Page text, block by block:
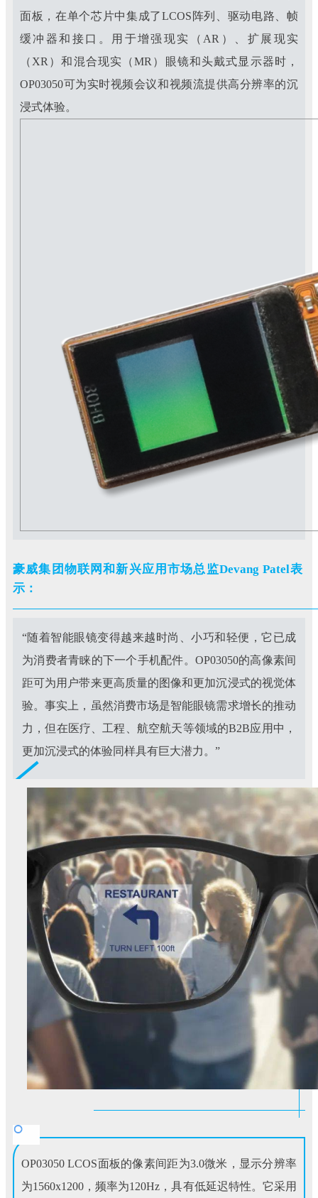
面板，在单个芯片中集成了LCOS 阵列、驱动电路、帧
缓冲器和接口。用于增强现实（ AR ）、扩展现实
（ XR ）和混合现实（MR ）眼镜和头戴式显示器时，
OP03050可为实时视频会议和视频流提供高分辨率的沉
浸式体验。
豪威集团物联网和新兴应用市场总监Devang Patel表
示：
“随着智能眼镜变得越来越时尚、小巧和轻便，它已成
为消费者青睐的下一个手机配件。OP03050的高像素间
距可为用户带来更高质量的图像和更加沉浸式的视觉体
验。事实上，虽然消费市场是智能眼镜需求增长的推动
力，但在医疗、工程、航空航天等领域的B2B应用中，
更加沉浸式的体验同样具有巨大潜力。”
OP03050LCOS面板的像素间距为3.0微米，显示分辨率
为1560x1200，频率为120Hz，具有低延迟特性。它采用